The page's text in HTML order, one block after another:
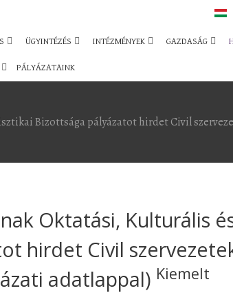
ÜGYINTÉZÉS INTÉZMÉNYEK GAZDASÁG
PÁLYÁZATAINK
Bizottsága pályázatot hirdet Civil
Oktatási, Kulturális
hirdet Civil
adatlappal) Kiemelt